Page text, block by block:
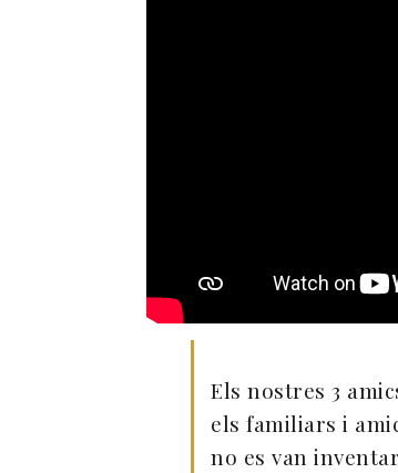
Els nostres 3
els familiars i
no es van